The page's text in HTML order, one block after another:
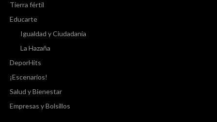
Tierra fértil
Educarte
Igualdad y Ciudadanía
La Hazaña
DeporHits
¡Escenarios!
Salud y Bienestar
Empresas y Bolsillos